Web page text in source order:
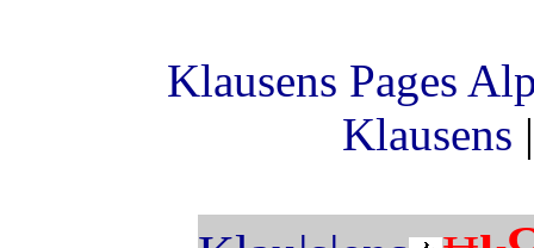
Klausens Pages
Klausens